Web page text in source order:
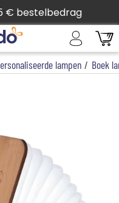
€ bestelbedrag
lampen / Boek